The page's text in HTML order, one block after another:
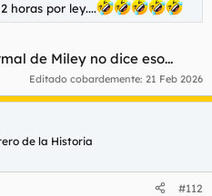
horas por ley....
de Miley no dice eso...
Editado cobardemente: 21 Feb 2026
de la Historia
#112